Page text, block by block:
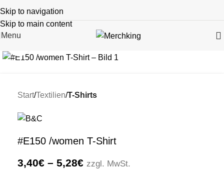
Skip to navigation
Skip to main content
Menu
Start Textilien T-Shirts
#E150 /women T-Shirt
3,40€ – 5,28€ zzgl. MwSt.